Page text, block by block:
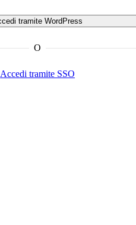
O
Accedi tramite SSO